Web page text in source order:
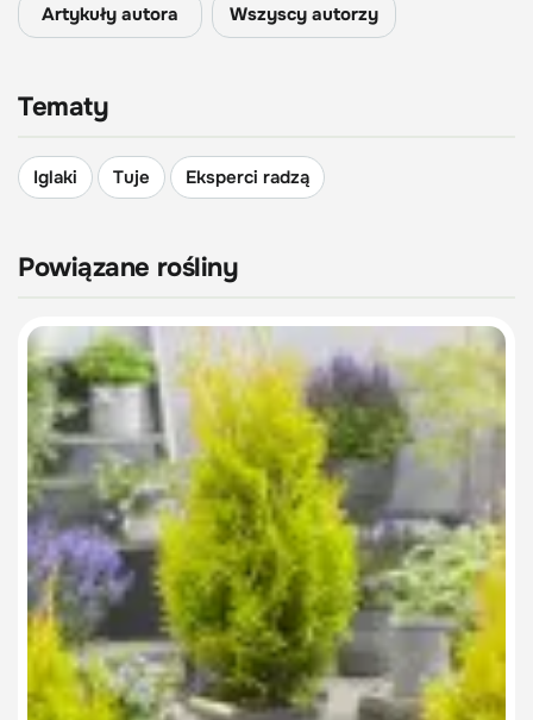
Artykuły autora Wszyscy autorzy
Tematy
Iglaki Tuje Eksperci radzą
Powiązane rośliny